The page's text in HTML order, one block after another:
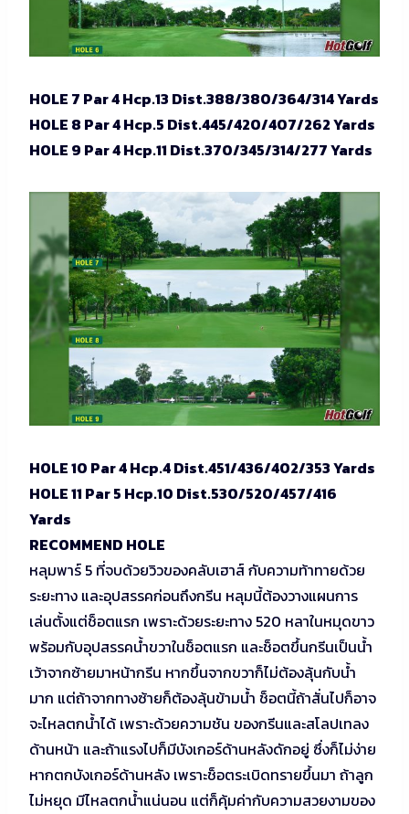
HOLE 7 Par 4 Hcp.13 Dist.388/380/364/314 Yards
HOLE 8 Par 4 Hcp.5 Dist.445/420/407/262 Yards
HOLE 9 Par 4 Hcp.11 Dist.370/345/314/277 Yards
HOLE 10 Par 4 Hcp.4 Dist.451/436/402/353 Yards
HOLE 11 Par 5 Hcp.10 Dist.530/520/457/416
Yards
RECOMMEND HOLE
หลุมพาร์ 5 ที่จบด้วยวิวของคลับเฮาส์ กับความท้าทายด้วย
ระยะทาง และอุปสรรคก่อนถึงกรีน หลุมนี้ต้องวางแผนการ
เล่นตั้งแต่ช็อตแรก เพราะด้วยระยะทาง 520 หลาในหมุดขาว
พร้อมกับอุปสรรคน้ำขวาในช็อตแรก และช็อตขึ้นกรีนเป็นน้ำ
เว้าจากซ้ายมาหน้ากรีน หากขึ้นจากขวาก็ไม่ต้องลุ้นกับน้ำ
มาก แต่ถ้าจากทางซ้ายก็ต้องลุ้นข้ามน้ำ ช็อตนี้ถ้าสั่นไปก็อาจ
จะไหลตกน้ำได้ เพราะด้วยความชัน ของกรีนและสโลปเทลง
ด้านหน้า และถ้าแรงไปก็มีบังเกอร์ด้านหลังดักอยู่ ซึ่งก็ไม่ง่าย
หากตกบังเกอร์ด้านหลัง เพราะช็อตระเบิดทรายขึ้นมา ถ้าลูก
ไม่หยุด มีไหลตกน้ำแน่นอน แต่ก็คุ้มค่ากับความสวยงามของ